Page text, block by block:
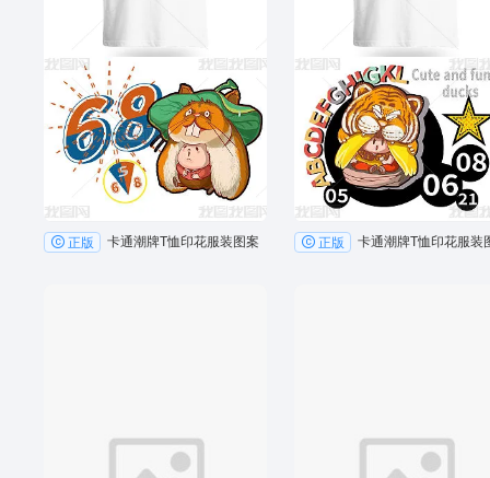
正版 卡通潮牌T恤印花服装图案 正版 卡通潮牌T恤印花服装